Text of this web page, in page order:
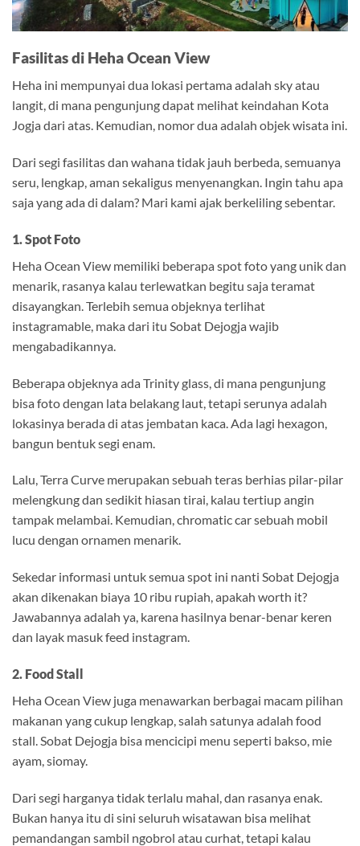
Fasilitas di Heha Ocean View
Heha ini mempunyai dua lokasi pertama adalah sky atau
langit, di mana pengunjung dapat melihat keindahan Kota
Jogja dari atas. Kemudian, nomor dua adalah objek wisata ini.
Dari segi fasilitas dan wahana tidak jauh berbeda, semuanya
seru, lengkap, aman sekaligus menyenangkan. Ingin tahu apa
saja yang ada di dalam? Mari kami ajak berkeliling sebentar.
1. Spot Foto
Heha Ocean View memiliki beberapa spot foto yang unik dan
menarik, rasanya kalau terlewatkan begitu saja teramat
disayangkan. Terlebih semua objeknya terlihat
instagramable, maka dari itu Sobat Dejogja wajib
mengabadikannya.
Beberapa objeknya ada Trinity glass, di mana pengunjung
bisa foto dengan lata belakang laut, tetapi serunya adalah
lokasinya berada di atas jembatan kaca. Ada lagi hexagon,
bangun bentuk segi enam.
Lalu, Terra Curve merupakan sebuah teras berhias pilar-pilar
melengkung dan sedikit hiasan tirai, kalau tertiup angin
tampak melambai. Kemudian, chromatic car sebuah mobil
lucu dengan ornamen menarik.
Sekedar informasi untuk semua spot ini nanti Sobat Dejogja
akan dikenakan biaya 10 ribu rupiah, apakah worth it?
Jawabannya adalah ya, karena hasilnya benar-benar keren
dan layak masuk feed instagram.
2. Food Stall
Heha Ocean View juga menawarkan berbagai macam pilihan
makanan yang cukup lengkap, salah satunya adalah food
stall. Sobat Dejogja bisa mencicipi menu seperti bakso, mie
ayam, siomay.
Dari segi harganya tidak terlalu mahal, dan rasanya enak.
Bukan hanya itu di sini seluruh wisatawan bisa melihat
pemandangan sambil ngobrol atau curhat, tetapi kalau